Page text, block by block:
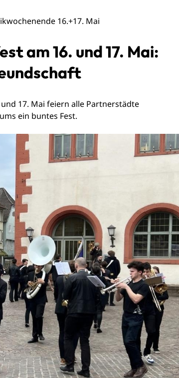
16.+17. Mai
am 16. und 17. Mai:
17. Mai feiern alle Partnerstädte
ein buntes Fest.